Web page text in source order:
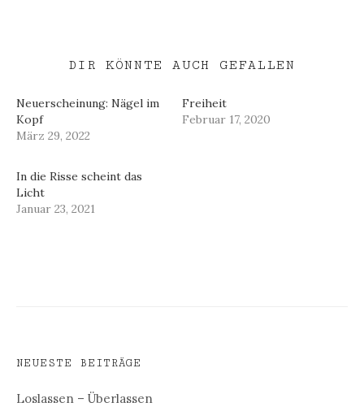
DIR KÖNNTE AUCH GEFALLEN
Neuerscheinung: Nägel im
Kopf
März 29, 2022
Freiheit
Februar 17, 2020
In die Risse scheint das
Licht
Januar 23, 2021
NEUESTE BEITRÄGE
Loslassen – Überlassen